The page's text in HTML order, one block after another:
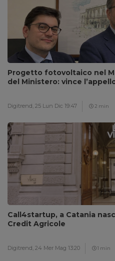
Progetto fotovoltaico nel
del Ministero: vince
Digitrend, 25 Lun Dic 19:47 2 min
Call4startup, a Catania
Credit Agricole
Digitrend, 24 Mer Mag 13:20 1 min